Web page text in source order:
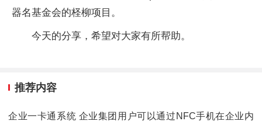
器名基金会的柽柳项目。
今天的分享，希望对大家有所帮助。
推荐内容
企业一卡通系统 企业集团用户可以通过NFC手机在企业内